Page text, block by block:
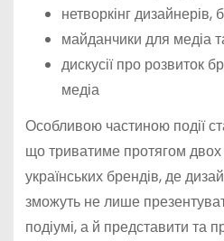
нетворкінг дизайнерів,
майданчики для медіа
дискусії про розвиток
медіа
Особливою частиною події
що триватиме протягом
українських брендів, де
зможуть не лише
подіумі, а й представити та